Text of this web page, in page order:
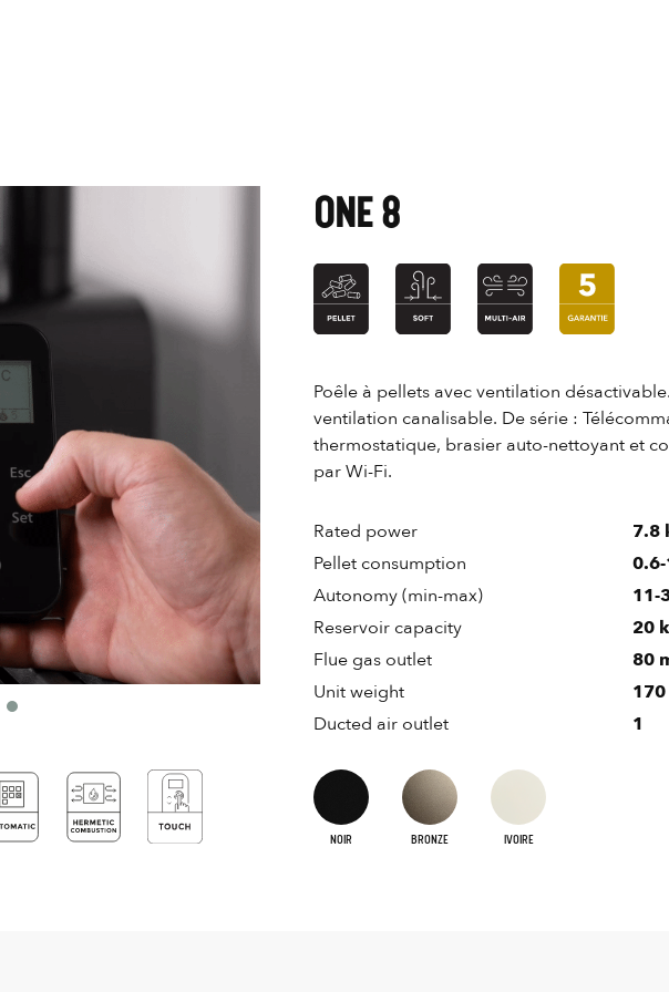
ONE 8
Poêle à pellets avec ventilation
ventilation canalisable. De série :
thermostatique, brasier auto-nettoyant et
par Wi-Fi.
Rated power
7.8
Pellet consumption
Autonomy (min-max)
11-
Reservoir capacity
20
Flue gas outlet
80
Unit weight
Ducted air outlet
1
NOIR BRONZE IVOIRE